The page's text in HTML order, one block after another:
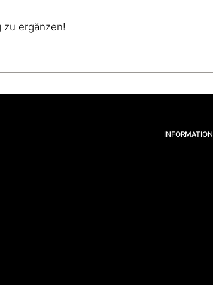
ergänzen!
INFORMATION